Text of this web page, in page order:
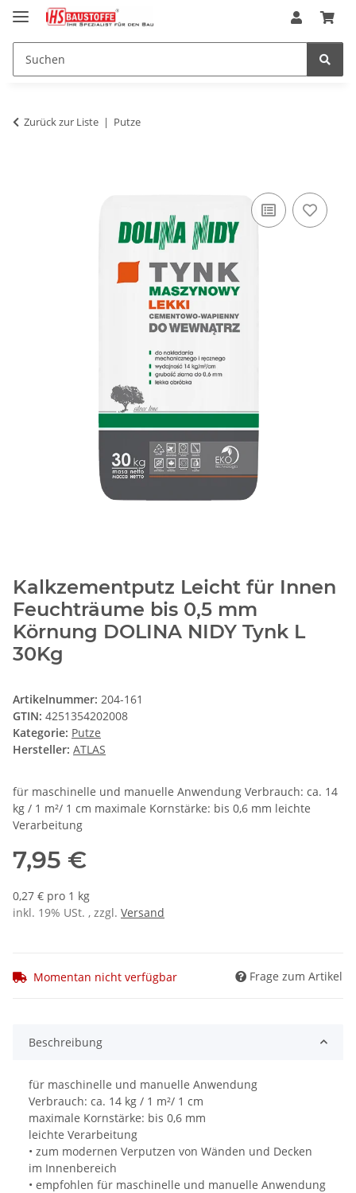
Zurück zur Liste Putze
Kalkzementputz Leicht für Innen
Feuchträume bis 0,5 mm
Körnung DOLINA NIDY Tynk L
30Kg
Artikelnummer: 204-161
GTIN: 4251354202008
Kategorie: Putze
Hersteller: ATLAS
für maschinelle und manuelle Anwendung Verbrauch: ca. 14
kg / 1 m²/ 1 cm maximale Kornstärke: bis 0,6 mm leichte
Verarbeitung
7,95 €
0,27 € pro 1 kg
inkl. 19% USt. , zzgl. Versand
Momentan nicht verfügbar Frage zum Artikel
Beschreibung
für maschinelle und manuelle Anwendung
Verbrauch: ca. 14 kg / 1 m²/ 1 cm
maximale Kornstärke: bis 0,6 mm
leichte Verarbeitung
• zum modernen Verputzen von Wänden und Decken
im Innenbereich
• empfohlen für maschinelle und manuelle Anwendung